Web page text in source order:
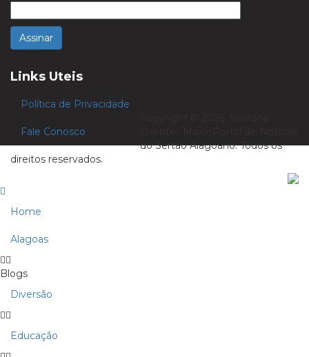
Links Uteis
Política de Privacidade
Fale Conosco
do Sertão Alagoano. Todos os
direitos reservados.
Home
Alagoas
Blogs
Diversão
Educação